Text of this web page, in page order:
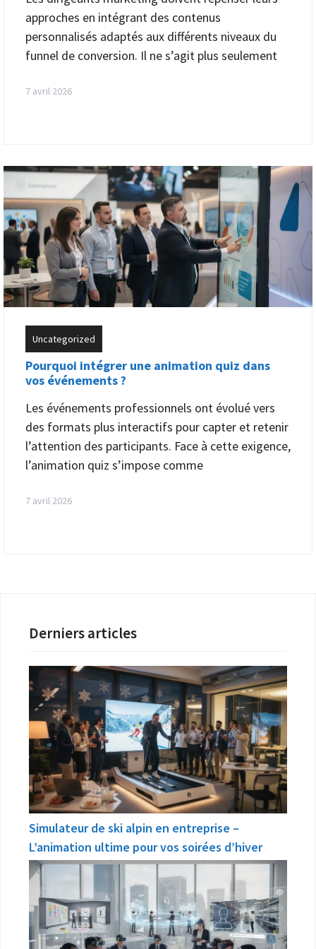
approches en intégrant des contenus
personnalisés adaptés aux différents niveaux du
funnel de conversion. Il ne s’agit plus seulement
7 avril 2026
Uncategorized
Pourquoi intégrer une animation quiz dans
vos événements ?
Les événements professionnels ont évolué vers
des formats plus interactifs pour capter et retenir
l’attention des participants. Face à cette exigence,
l’animation quiz s’impose comme
7 avril 2026
Derniers articles
Simulateur de ski alpin en entreprise –
L’animation ultime pour vos soirées d’hiver